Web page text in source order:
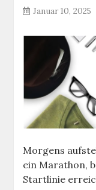
Januar 10, 2025
Morgens
ein Marathon,
Startlinie